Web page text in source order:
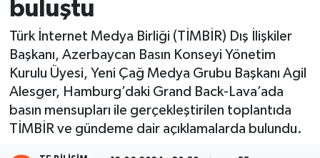
buluştu
Türk İnternet Medya Birliği (TİMBİR) Dış İlişkiler
Başkanı, Azerbaycan Basın Konseyi Yönetim
Kurulu Üyesi, Yeni Çağ Medya Grubu Başkanı Agil
Alesger, Hamburg’daki Grand Back-Lava’ada
basın mensupları ile gerçekleştirilen toplantıda
TİMBİR ve gündeme dair açıklamalarda bulundu.
Haber Arşivi